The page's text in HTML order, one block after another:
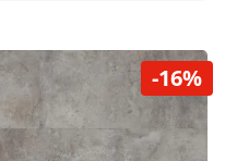
-16%